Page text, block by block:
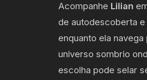
Acompanhe Lilian
de autodescoberta
enquanto ela navega
universo sombrio
escolha pode selar